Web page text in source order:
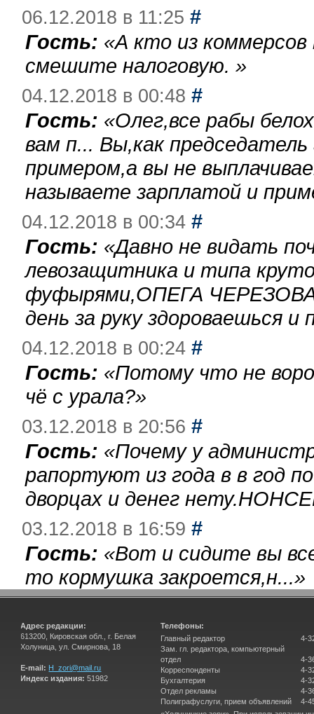
06.12.2018 в 11:25 #
Гость: «А кто из
смешите налоговую. »
04.12.2018 в 00:48 #
Гость: «Олег,все рабы
вам п... Вы,как
примером,а вы не
называете зарплатой и
04.12.2018 в 00:34 #
Гость: «Давно не видать
левозащитника и типа
фуфырями,ОПЕГА
день за руку здороваешься
04.12.2018 в 00:24 #
Гость: «Потому что не
чё с урала?»
03.12.2018 в 20:56 #
Гость: «Почему у
рапортуют из года в в год
дворцах и денег
03.12.2018 в 16:59 #
Гость: «Вот и сидите вы
то кормушка закроется,н...»
Адрес редакции:
613200, Кировская обл., г. Белая
Холуница, ул. Смирнова, 18
E-mail: H_zori@mail.ru
Индекс издания: 51982
Телефоны:
Главный редактор
Зам. гл. редактора, компьютерный
отдел
Корреспонденты
Бухгалтерия
Отдел рекламы
Полиграфуслуги, прием объявлений
4-
4-
4-
4-
4-
4-